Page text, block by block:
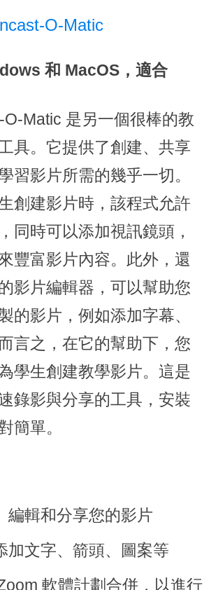
O-Matic
和 MacOS，適合
Matic 是另一個很棒的教
具。它提供了創建、共享
習影片所需的幾乎一切。
創建影片時，該程式允許
同時可以添加視訊鏡頭，
豐富影片內容。此外，還
影片編輯器，可以幫助您
的影片，例如添加字幕、
言之，在它的幫助下，您
學生創建教學影片。這是
錄影與分享的工具，安裝
簡單。
編輯和分享您的影片
加文字、箭頭、圖案等
軟體計劃合併，以進行